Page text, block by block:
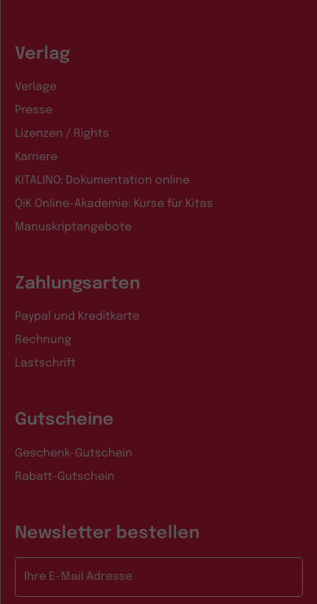
Verlag
Verlage
Presse
Lizenzen / Rights
Karriere
KITALINO: Dokumentation online
QiK Online-Akademie: Kurse für Kitas
Manuskriptangebote
Zahlungsarten
Paypal und Kreditkarte
Rechnung
Lastschrift
Gutscheine
Geschenk-Gutschein
Rabatt-Gutschein
Newsletter bestellen